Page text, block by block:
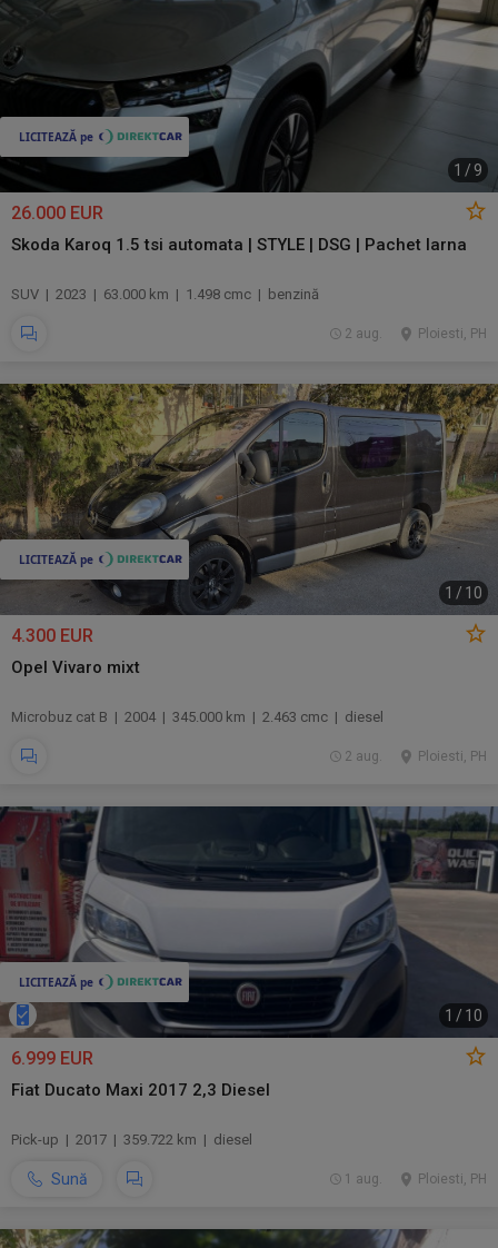
1 / 9
26.000 EUR
Skoda Karoq 1.5 tsi automata | STYLE | DSG | Pachet Iarna
SUV | 2023 | 63.000 km | 1.498 cmc | benzină
Ploiesti, PH
2 aug.
1 / 10
4.300 EUR
Opel Vivaro mixt
Microbuz cat B | 2004 | 345.000 km | 2.463 cmc | diesel
Ploiesti, PH
2 aug.
1 / 10
6.999 EUR
Fiat Ducato Maxi 2017 2,3 Diesel
Pick-up | 2017 | 359.722 km | diesel
Sună Ploiesti, PH
1 aug.